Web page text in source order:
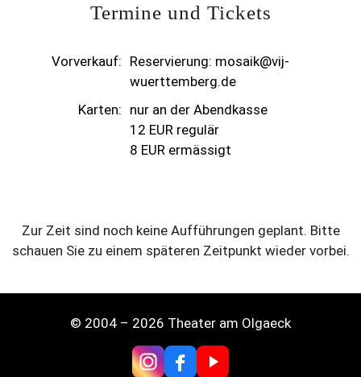
Termine und Tickets
Vorverkauf: Reservierung: mosaik@vij-
wuerttemberg.de
Karten: nur an der Abendkasse
12 EUR regulär
8 EUR ermässigt
Zur Zeit sind noch keine Aufführungen geplant. Bitte
schauen Sie zu einem späteren Zeitpunkt wieder vorbei.
© 2004 – 2026 Theater am Olgaeck